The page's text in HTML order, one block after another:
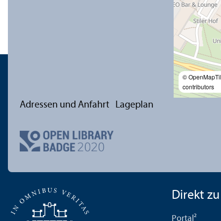
©
contributors
Adressen und Anfahrt Lageplan
Direkt zu
Portal²